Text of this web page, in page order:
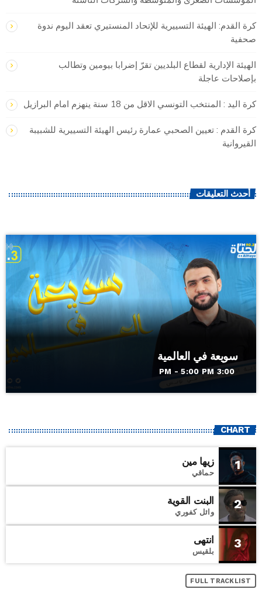
كرة القدم: الهيئة التسييرية للإتحاد المنستيري تعقد اليوم ندوة
صحفية
الهيئة الإدارية لقطاع البلديين تقرّ إضرابا بيومين وتطالب
بإصلاحات عاجلة
كرة اليد : المنتخب التونسي الاقل من 18 سنة ينهزم امام البرازيل
كرة القدم : تعيين الصحبي عمارة رئيس الهيئة التسييرية للشبيبة
القيروانية
أحدث التعليقات
سويعة في العالمية
3:00 PM - 5:00 PM
CHART
1 زيها مين
حماقي
2 البنت القوية
وائل كفوري
3 انتهى
بلقيس
FULL TRACKLIST